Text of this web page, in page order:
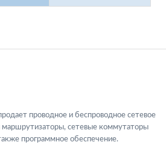
проводное и беспроводное сетевое
маршрутизаторы, сетевые коммутаторы
программное обеспечение.